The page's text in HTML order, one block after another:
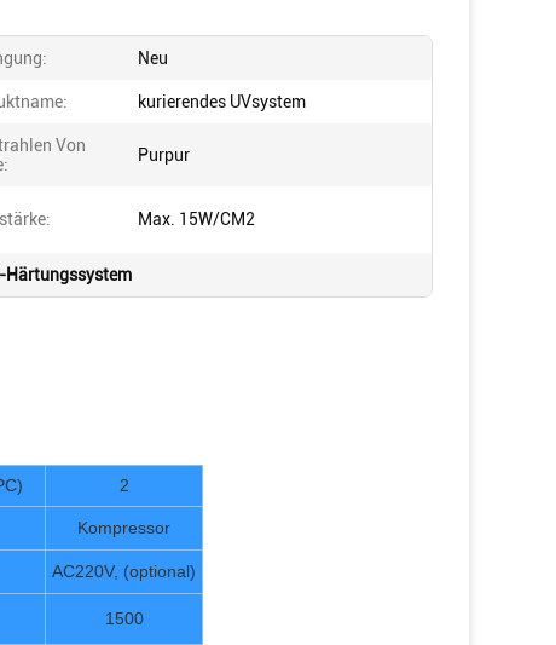
Neu
kurierendes UVsystem
Von
Purpur
Max. 15W/CM2
Härtungssystem
2
Kompressor
AC220V, (optional)
1500